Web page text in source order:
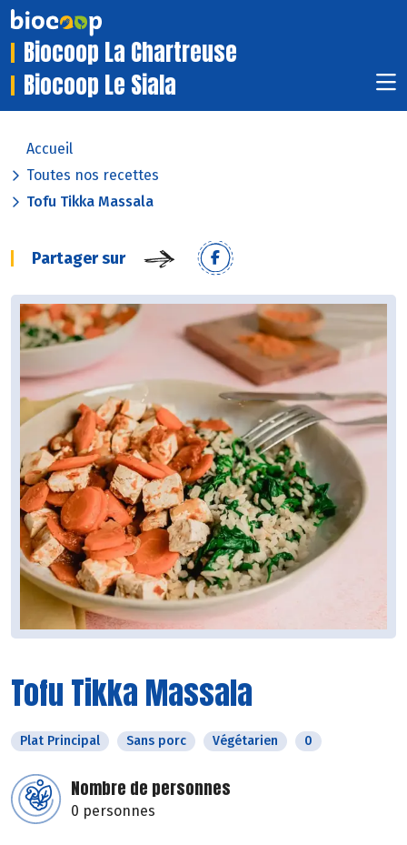
Biocoop La Chartreuse
Biocoop Le Siala
Accueil
Toutes nos recettes
Tofu Tikka Massala
Partager sur
Tofu Tikka Massala
Plat Principal Sans porc Végétarien 0
Nombre de personnes
0 personnes